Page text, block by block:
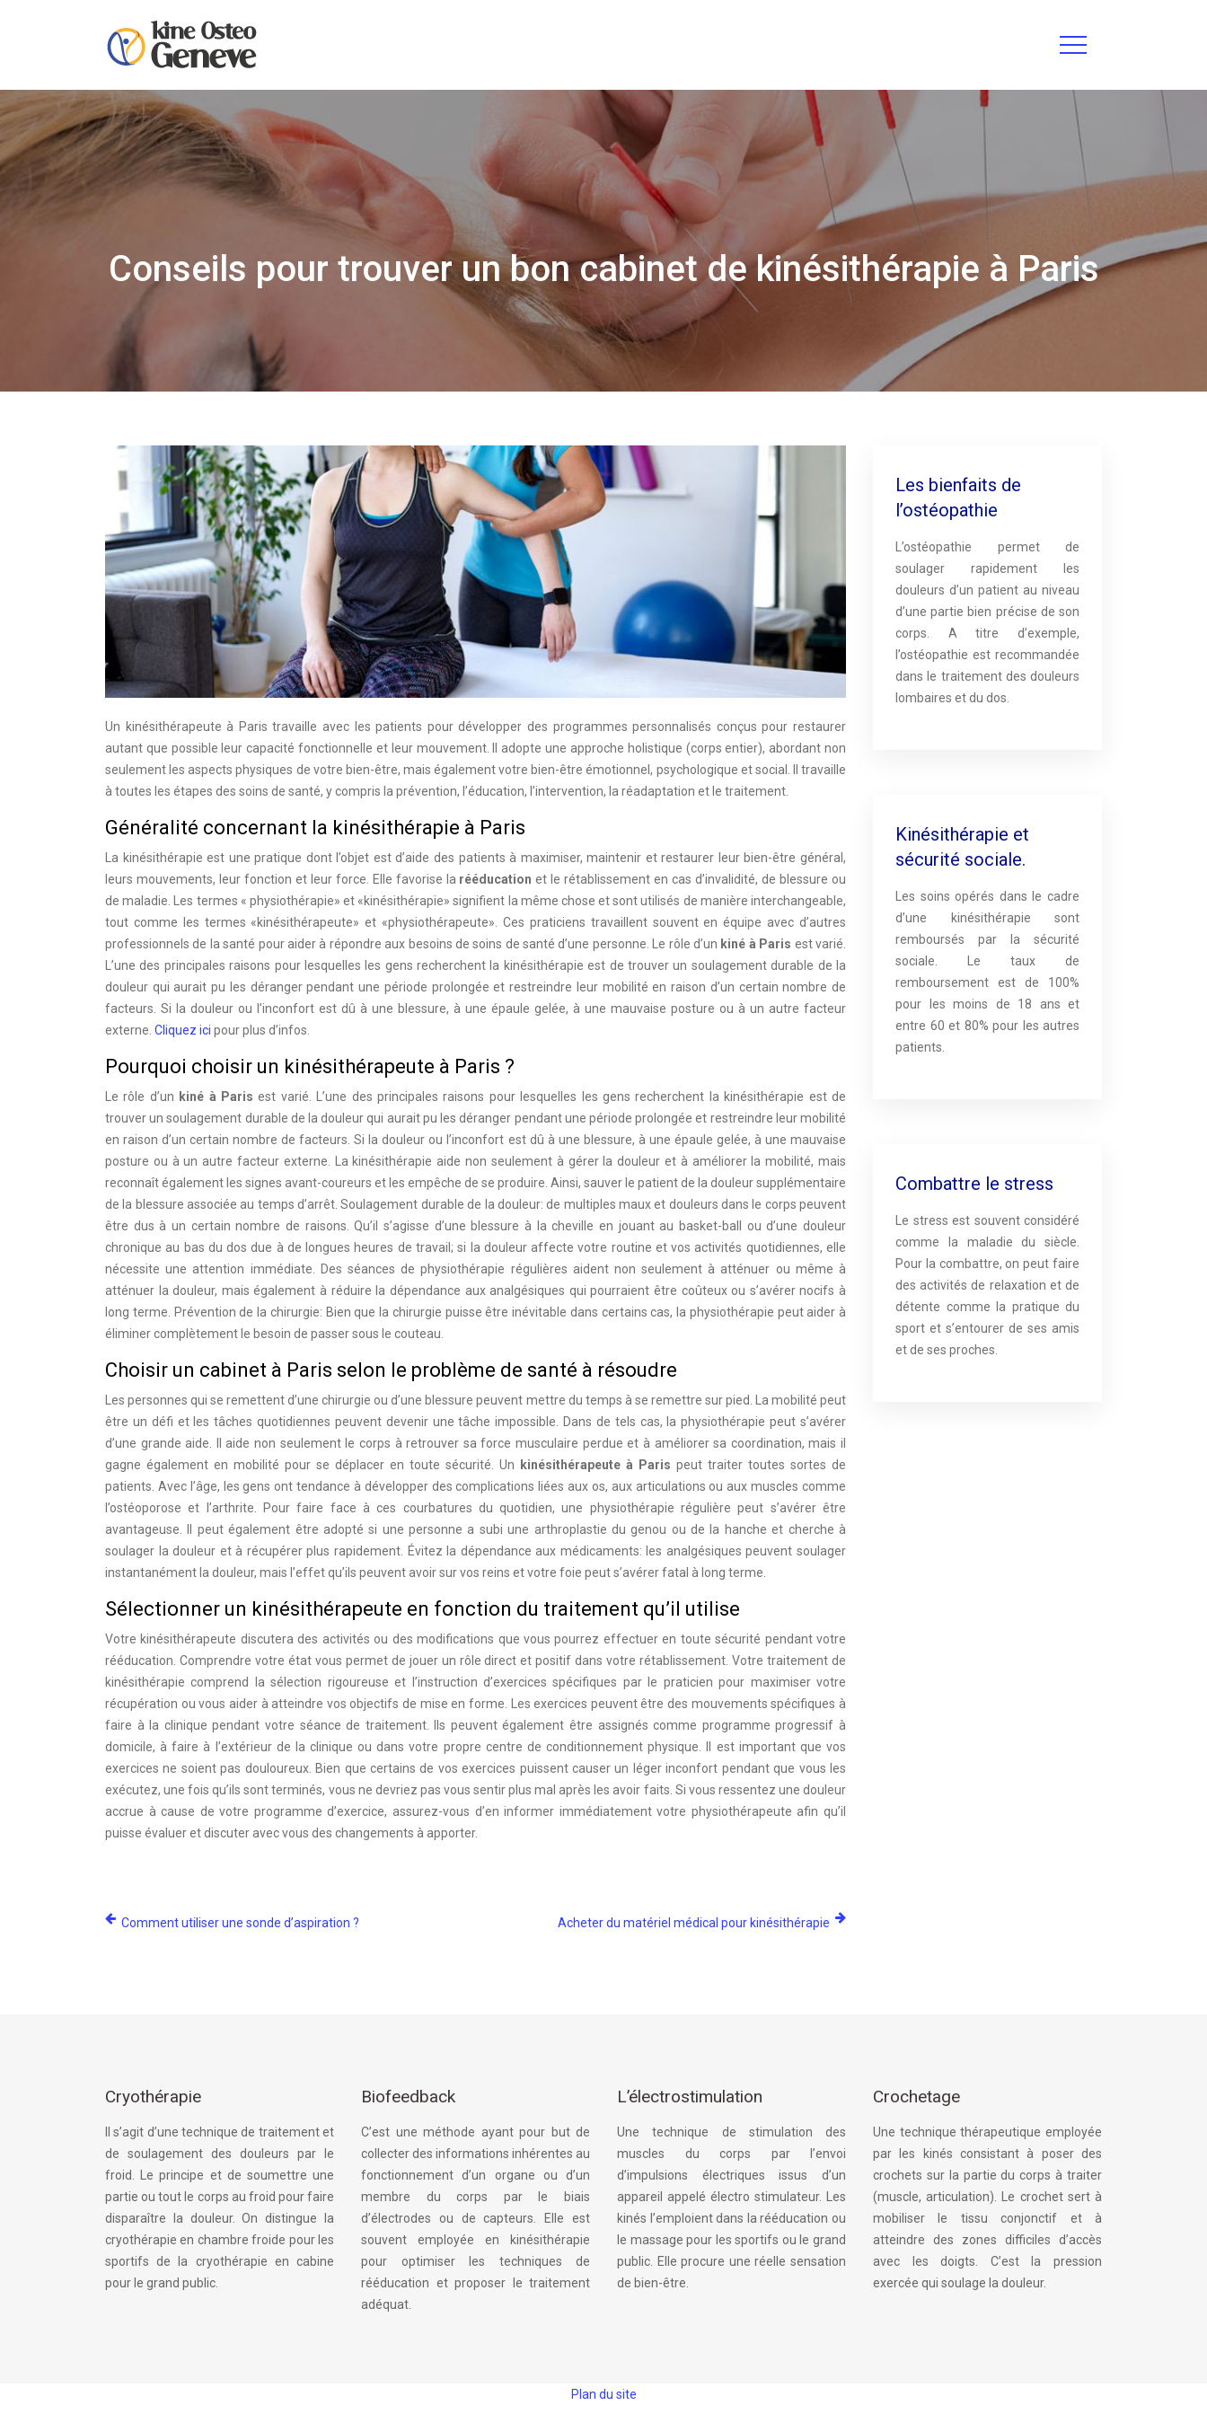
Conseils pour trouver un bon cabinet de kinésithérapie à Paris
Un kinésithérapeute à Paris travaille avec les patients pour développer des programmes personnalisés conçus pour restaurer
autant que possible leur capacité fonctionnelle et leur mouvement. Il adopte une approche holistique (corps entier), abordant non
seulement les aspects physiques de votre bien-être, mais également votre bien-être émotionnel, psychologique et social. Il travaille
à toutes les étapes des soins de santé, y compris la prévention, l’éducation, l’intervention, la réadaptation et le traitement.
Généralité concernant la kinésithérapie à Paris
La kinésithérapie est une pratique dont l’objet est d’aide des patients à maximiser, maintenir et restaurer leur bien-être général,
leurs mouvements, leur fonction et leur force. Elle favorise la rééducation et le rétablissement en cas d’invalidité, de blessure ou
de maladie. Les termes « physiothérapie» et «kinésithérapie» signifient la même chose et sont utilisés de manière interchangeable,
tout comme les termes «kinésithérapeute» et «physiothérapeute». Ces praticiens travaillent souvent en équipe avec d’autres
professionnels de la santé pour aider à répondre aux besoins de soins de santé d’une personne. Le rôle d’un kiné à Paris est varié.
L’une des principales raisons pour lesquelles les gens recherchent la kinésithérapie est de trouver un soulagement durable de la
douleur qui aurait pu les déranger pendant une période prolongée et restreindre leur mobilité en raison d’un certain nombre de
facteurs. Si la douleur ou l’inconfort est dû à une blessure, à une épaule gelée, à une mauvaise posture ou à un autre facteur
externe. Cliquez ici pour plus d’infos.
Pourquoi choisir un kinésithérapeute à Paris ?
Le rôle d’un kiné à Paris est varié. L’une des principales raisons pour lesquelles les gens recherchent la kinésithérapie est de
trouver un soulagement durable de la douleur qui aurait pu les déranger pendant une période prolongée et restreindre leur mobilité
en raison d’un certain nombre de facteurs. Si la douleur ou l’inconfort est dû à une blessure, à une épaule gelée, à une mauvaise
posture ou à un autre facteur externe. La kinésithérapie aide non seulement à gérer la douleur et à améliorer la mobilité, mais
reconnaît également les signes avant-coureurs et les empêche de se produire. Ainsi, sauver le patient de la douleur supplémentaire
de la blessure associée au temps d’arrêt. Soulagement durable de la douleur: de multiples maux et douleurs dans le corps peuvent
être dus à un certain nombre de raisons. Qu’il s’agisse d’une blessure à la cheville en jouant au basket-ball ou d’une douleur
chronique au bas du dos due à de longues heures de travail; si la douleur affecte votre routine et vos activités quotidiennes, elle
nécessite une attention immédiate. Des séances de physiothérapie régulières aident non seulement à atténuer ou même à
atténuer la douleur, mais également à réduire la dépendance aux analgésiques qui pourraient être coûteux ou s’avérer nocifs à
long terme. Prévention de la chirurgie: Bien que la chirurgie puisse être inévitable dans certains cas, la physiothérapie peut aider à
éliminer complètement le besoin de passer sous le couteau.
Choisir un cabinet à Paris selon le problème de santé à résoudre
Les personnes qui se remettent d’une chirurgie ou d’une blessure peuvent mettre du temps à se remettre sur pied. La mobilité peut
être un défi et les tâches quotidiennes peuvent devenir une tâche impossible. Dans de tels cas, la physiothérapie peut s’avérer
d’une grande aide. Il aide non seulement le corps à retrouver sa force musculaire perdue et à améliorer sa coordination, mais il
gagne également en mobilité pour se déplacer en toute sécurité. Un
kinésithérapeute à Paris peut traiter toutes sortes de
patients. Avec l’âge, les gens ont tendance à développer des complications liées aux os, aux articulations ou aux muscles comme
l’ostéoporose et l’arthrite. Pour faire face à ces courbatures du quotidien, une physiothérapie régulière peut s’avérer être
avantageuse. Il peut également être adopté si une personne a subi une arthroplastie du genou ou de la hanche et cherche à
soulager la douleur et à récupérer plus rapidement. Évitez la dépendance aux médicaments: les analgésiques peuvent soulager
instantanément la douleur, mais l’effet qu’ils peuvent avoir sur vos reins et votre foie peut s’avérer fatal à long terme.
Sélectionner un kinésithérapeute en fonction du traitement qu’il utilise
Votre kinésithérapeute discutera des activités ou des modifications que vous pourrez effectuer en toute sécurité pendant votre
rééducation. Comprendre votre état vous permet de jouer un rôle direct et positif dans votre rétablissement. Votre traitement de
kinésithérapie comprend la sélection rigoureuse et l’instruction d’exercices spécifiques par le praticien pour maximiser votre
récupération ou vous aider à atteindre vos objectifs de mise en forme. Les exercices peuvent être des mouvements spécifiques à
faire à la clinique pendant votre séance de traitement. Ils peuvent également être assignés comme programme progressif à
domicile, à faire à l’extérieur de la clinique ou dans votre propre centre de conditionnement physique. Il est important que vos
exercices ne soient pas douloureux. Bien que certains de vos exercices puissent causer un léger inconfort pendant que vous les
exécutez, une fois qu’ils sont terminés, vous ne devriez pas vous sentir plus mal après les avoir faits. Si vous ressentez une douleur
accrue à cause de votre programme d’exercice, assurez-vous d’en informer immédiatement votre physiothérapeute afin qu’il
puisse évaluer et discuter avec vous des changements à apporter.
Comment utiliser une sonde d’aspiration ? Acheter du matériel médical pour kinésithérapie
Les bienfaits de
l’ostéopathie
L’ostéopathie permet de
soulager rapidement les
douleurs d’un patient au niveau
d’une partie bien précise de son
corps. A titre d’exemple,
l’ostéopathie est recommandée
dans le traitement des douleurs
lombaires et du dos.
Kinésithérapie et
sécurité sociale.
Les soins opérés dans le cadre
d’une kinésithérapie sont
remboursés par la sécurité
sociale. Le taux de
remboursement est de 100%
pour les moins de 18 ans et
entre 60 et 80% pour les autres
patients.
Combattre le stress
Le stress est souvent considéré
comme la maladie du siècle.
Pour la combattre, on peut faire
des activités de relaxation et de
détente comme la pratique du
sport et s’entourer de ses amis
et de ses proches.
Cryothérapie
Il s’agit d’une technique de traitement et
de soulagement des douleurs par le
froid. Le principe et de soumettre une
partie ou tout le corps au froid pour faire
disparaître la douleur. On distingue la
cryothérapie en chambre froide pour les
sportifs de la cryothérapie en cabine
pour le grand public.
Biofeedback
C’est une méthode ayant pour but de
collecter des informations inhérentes au
fonctionnement d’un organe ou d’un
membre du corps par le biais
d’électrodes ou de capteurs. Elle est
souvent employée en kinésithérapie
pour optimiser les techniques de
rééducation et proposer le traitement
adéquat.
L’électrostimulation
Une technique de stimulation des
muscles du corps par l’envoi
d’impulsions électriques issus d’un
appareil appelé électro stimulateur. Les
kinés l’emploient dans la rééducation ou
le massage pour les sportifs ou le grand
public. Elle procure une réelle sensation
de bien-être.
Crochetage
Une technique thérapeutique employée
par les kinés consistant à poser des
crochets sur la partie du corps à traiter
(muscle, articulation). Le crochet sert à
mobiliser le tissu conjonctif et à
atteindre des zones difficiles d’accès
avec les doigts. C’est la pression
exercée qui soulage la douleur.
Plan du site